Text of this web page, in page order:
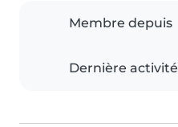
Membre depuis
Dernière activité